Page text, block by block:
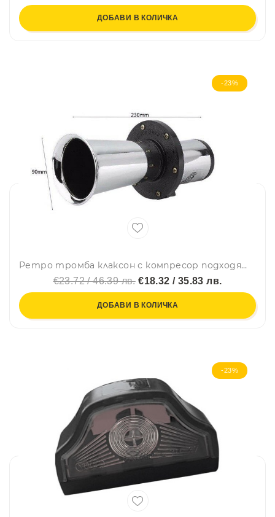
ДОБАВИ В КОЛИЧКА
-23%
Ретро тромба клаксон с компресор подходящ за всички превозни средства на 12v 110dB
€23.72 / 46.39 лв.€18.32 / 35.83 лв.
ДОБАВИ В КОЛИЧКА
-23%